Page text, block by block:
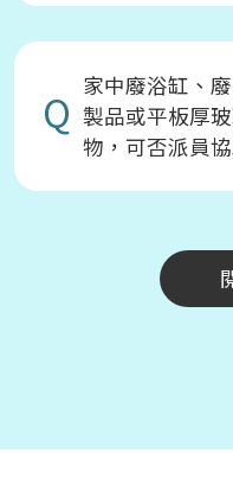
Q 家中廢浴缸、
製品或平板厚
物，可否派員